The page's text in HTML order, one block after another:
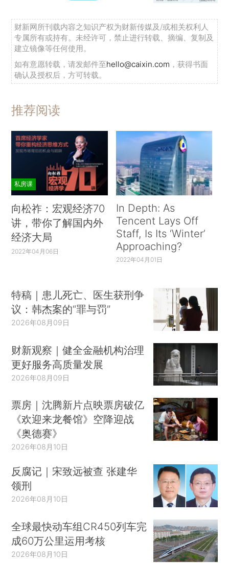
财新网所刊载内容之知识产权为财新传媒及/或相关权利人
专属所有或持有。未经许可，禁止进行转载、摘编、复制及
建立镜像等任何使用。
如有意愿转载，请发邮件至hello@caixin.com ，获得书面
确认及授权后，方可转载。
推荐阅读
私房课
向松祚：宏观经济70
讲，带你了解国内外
经济大局
2022年04月06日
In Depth: As
Tencent Lays Off
Staff, Is Its ‘Winter’
Approaching?
2022年04月01日
特稿｜患儿死亡、医生获刑争
议：韩杰案的“罪与罚”
2026年08月09日
财新观察｜健全金融机构治理
更好服务高质量发展
2026年08月09日
票房｜沈腾新片点映票房破亿
《欢迎来龙餐馆》空降迎战
《奥德赛》
2026年08月10日
反腐记｜宋致远被查 张建华
领刑
2026年08月10日
全球最快动车组CR450列车完
成60万公里运用考核
2026年08月10日